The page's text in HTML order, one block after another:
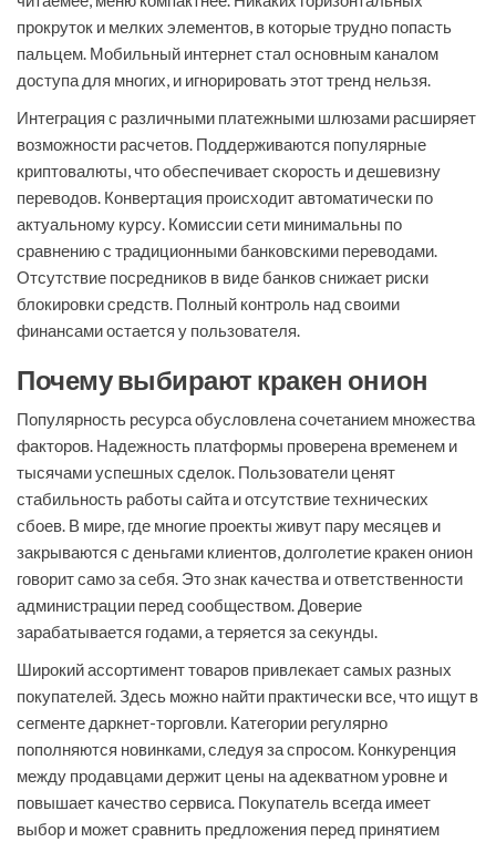
прокруток и мелких элементов, в которые трудно попасть
пальцем. Мобильный интернет стал основным каналом
доступа для многих, и игнорировать этот тренд нельзя.
Интеграция с различными платежными шлюзами расширяет
возможности расчетов. Поддерживаются популярные
криптовалюты, что обеспечивает скорость и дешевизну
переводов. Конвертация происходит автоматически по
актуальному курсу. Комиссии сети минимальны по
сравнению с традиционными банковскими переводами.
Отсутствие посредников в виде банков снижает риски
блокировки средств. Полный контроль над своими
финансами остается у пользователя.
Почему выбирают кракен онион
Популярность ресурса обусловлена сочетанием множества
факторов. Надежность платформы проверена временем и
тысячами успешных сделок. Пользователи ценят
стабильность работы сайта и отсутствие технических
сбоев. В мире, где многие проекты живут пару месяцев и
закрываются с деньгами клиентов, долголетие кракен онион
говорит само за себя. Это знак качества и ответственности
администрации перед сообществом. Доверие
зарабатывается годами, а теряется за секунды.
Широкий ассортимент товаров привлекает самых разных
покупателей. Здесь можно найти практически все, что ищут в
сегменте даркнет-торговли. Категории регулярно
пополняются новинками, следуя за спросом. Конкуренция
между продавцами держит цены на адекватном уровне и
повышает качество сервиса. Покупатель всегда имеет
выбор и может сравнить предложения перед принятием